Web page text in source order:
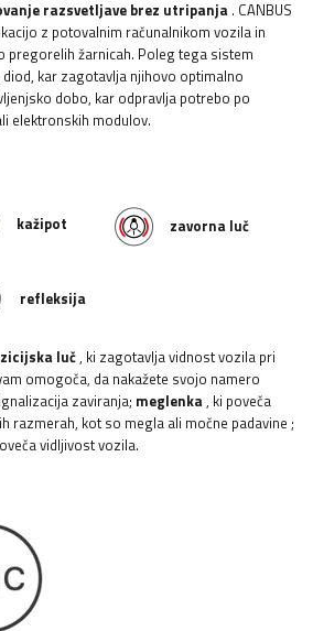
razsvetljave brez utripanja . CANBUS
z potovalnim računalnikom vozila in
pregorelih žarnicah. Poleg tega sistem
diod, kar zagotavlja njihovo optimalno
dobo, kar odpravlja potrebo po
elektronskih modulov.
kažipot
refleksija
zavorna luč
luč, ki zagotavlja vidnost vozila pri
omogoča, da nakažete svojo namero
zaviranja; meglenka, ki poveča
razmerah, kot so megla ali močne padavine ;
vidljivost vozila.